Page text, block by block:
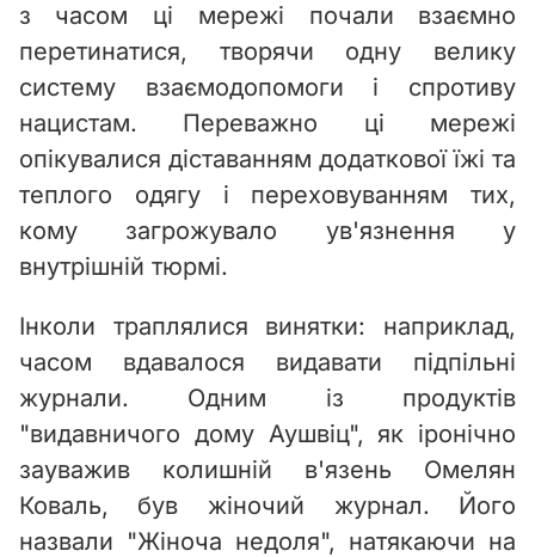
з часом ці мережі почали взаємно
перетинатися, творячи одну велику
систему взаємодопомоги і спротиву
нацистам. Переважно ці мережі
опікувалися діставанням додаткової їжі та
теплого одягу і переховуванням тих,
кому загрожувало ув'язнення у
внутрішній тюрмі.
Інколи траплялися винятки: наприклад,
часом вдавалося видавати підпільні
журнали. Одним із продуктів
"видавничого дому Аушвіц", як іронічно
зауважив колишній в'язень Омелян
Коваль, був жіночий журнал. Його
назвали "Жіноча недоля", натякаючи на